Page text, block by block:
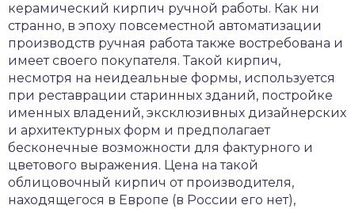
керамический кирпич ручной работы. Как ни
странно, в эпоху повсеместной автоматизации
производств ручная работа также востребована и
имеет своего покупателя. Такой кирпич,
несмотря на неидеальные формы, используется
при реставрации старинных зданий, постройке
именных владений, эксклюзивных дизайнерских
и архитектурных форм и предполагает
бесконечные возможности для фактурного и
цветового выражения. Цена на такой
облицовочный кирпич от производителя,
находящегося в Европе (в России его нет),